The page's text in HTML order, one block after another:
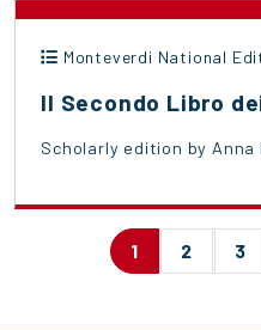
Monteverdi National
Il Secondo Libro
Scholarly edition by Anna
1 2 3